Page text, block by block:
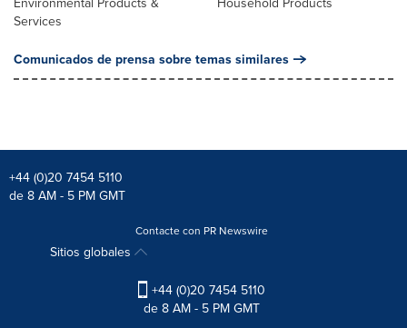
Services
Comunicados de prensa sobre temas similares
+44 (0)20 7454 5110
de 8 AM - 5 PM GMT
Contacte con PR Newswire
Sitios globales
+44 (0)20 7454 5110
de 8 AM - 5 PM GMT